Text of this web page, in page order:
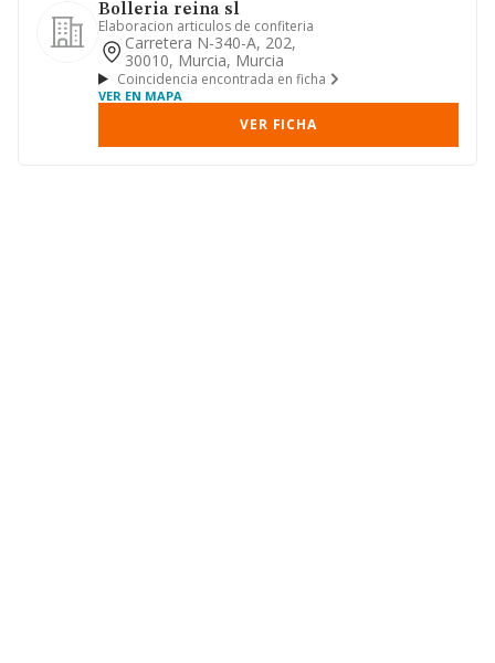
Bolleria reina sl
Elaboracion articulos de confiteria
Carretera N-340-A, 202,
30010, Murcia, Murcia
Coincidencia encontrada en ficha
VER EN MAPA
VER FICHA